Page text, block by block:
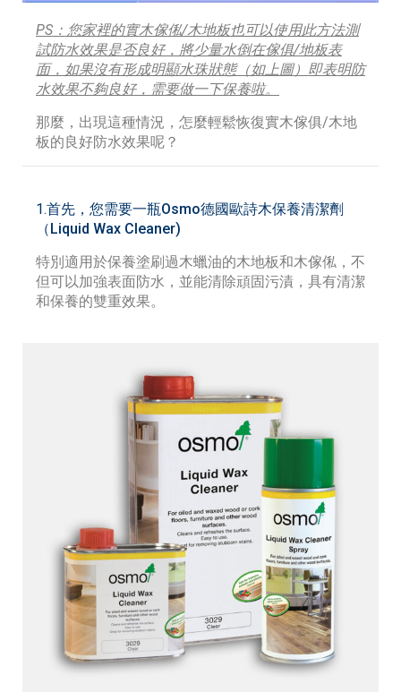
PS ：您家裡的實木傢俬/木地板也可以使用此方法測
試防水效果是否良好，將少量水倒在傢俱/地板表
面，如果沒有形成明顯水珠狀態（如上圖）即表明防
水效果不夠良好，需要做一下保養啦。
那麼，出現這種情況，怎麼輕鬆恢復實木傢俱/木地
板的良好防水效果呢？
1.首先，您需要一瓶Osmo德國歐詩木保養清潔劑
（Liquid Wax Cleaner)
特別適用於保養塗刷過木蠟油的木地板和木傢俬，不
但可以加強表面防水，並能清除頑固污漬，具有清潔
和保養的雙重效果。